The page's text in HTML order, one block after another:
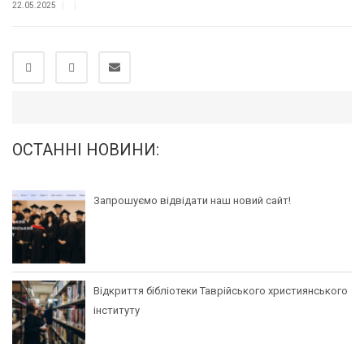
22.05.2025
ОСТАННІ НОВИНИ:
Запрошуємо відвідати наш новий сайт!
Відкриття бібліотеки Таврійського християнського
інституту